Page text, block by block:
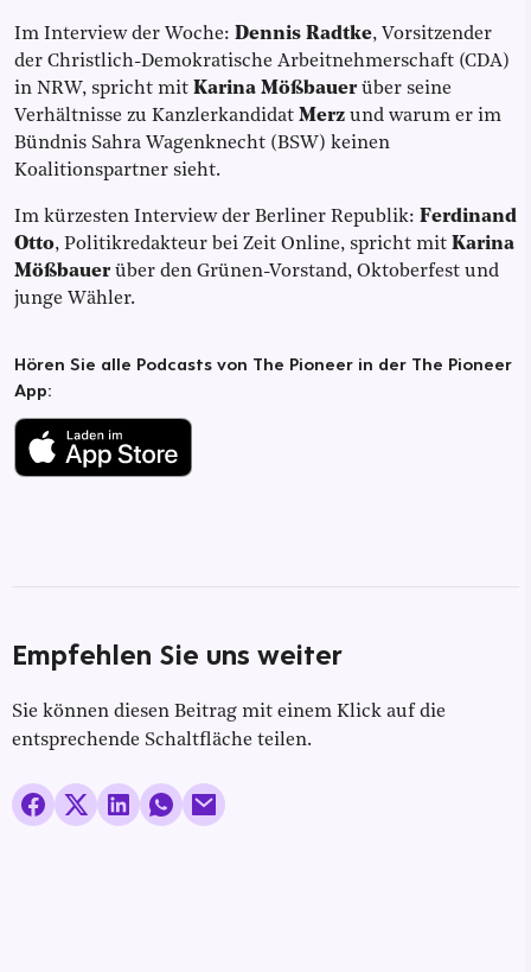
Im Interview der Woche: Dennis Radtke, Vorsitzender
der Christlich-Demokratische Arbeitnehmerschaft (CDA)
in NRW, spricht mit Karina Mößbauerüber seine
Verhältnisse zu Kanzlerkandidat Merz und warum er im
Bündnis Sahra Wagenknecht (BSW) keinen
Koalitionspartner sieht.
Im kürzesten Interview der Berliner Republik: Ferdinand
Otto, Politikredakteur bei Zeit Online, spricht mit Karina
Mößbauerüber den Grünen-Vorstand, Oktoberfest und
junge Wähler.
Hören Sie alle Podcasts von The Pioneer in der The Pioneer
App:
Empfehlen Sie uns weiter
Sie können diesen Beitrag mit einem Klick auf die
entsprechende Schaltfläche teilen.